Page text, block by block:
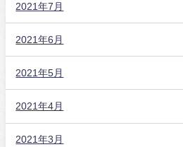
2021年7月
2021年6月
2021年5月
2021年4月
2021年3月